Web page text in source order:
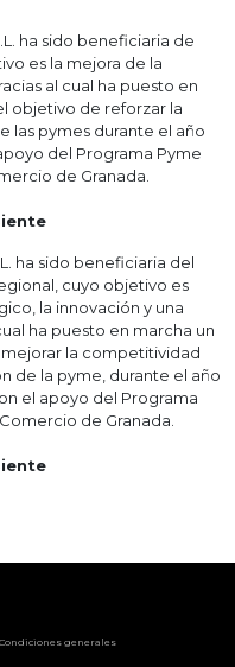
ha sido beneficiaria de
es la mejora de la
al cual ha puesto en
objetivo de reforzar la
las pymes durante el año
del Programa Pyme
de Granada.
ha sido beneficiaria del
cuyo objetivo es
la innovación y una
ha puesto en marcha un
la competitividad
de la pyme, durante el año
el apoyo del Programa
de Granada.
Condiciones generales